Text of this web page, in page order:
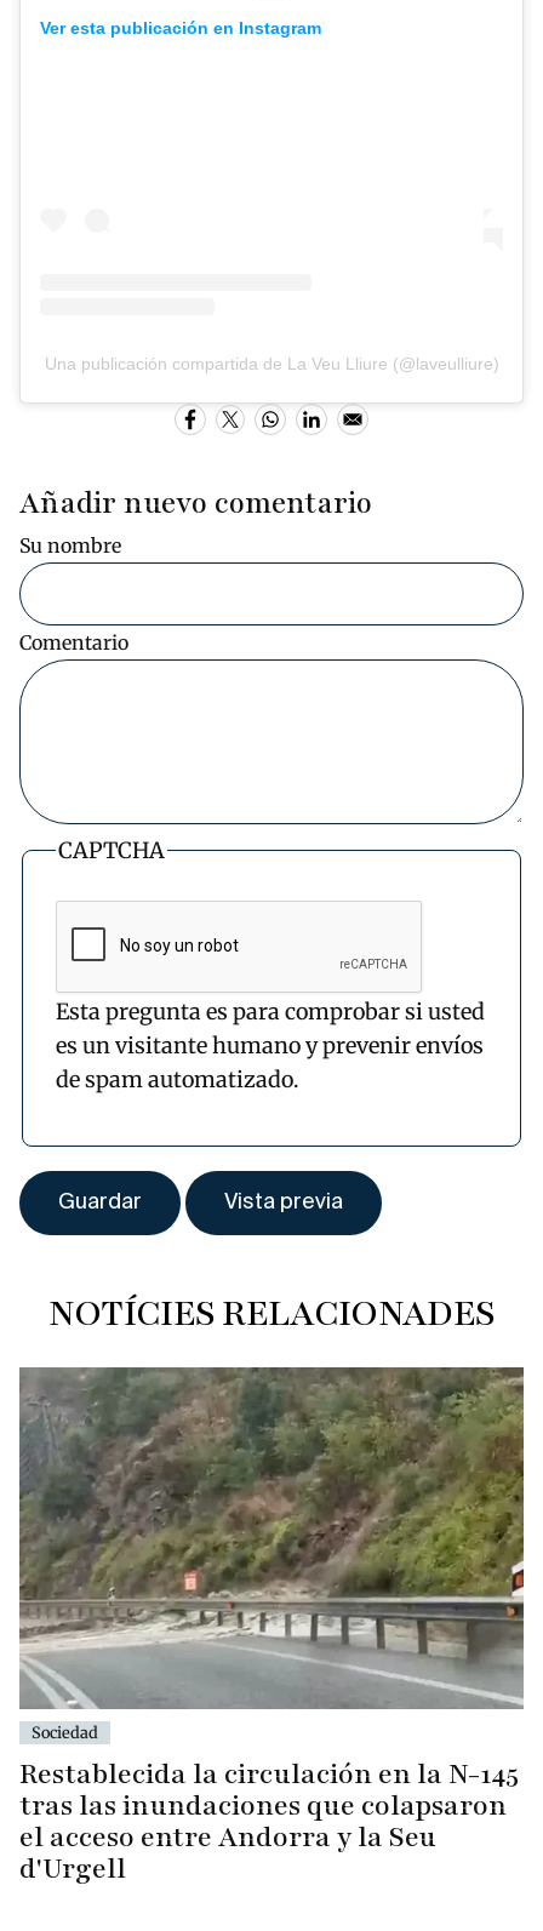
Ver esta publicación en Instagram
Una publicación compartida de La Veu Lliure (@laveulliure)
Añadir nuevo comentario
Su nombre
Comentario
CAPTCHA
Esta pregunta es para comprobar si usted
es un visitante humano y prevenir envíos
de spam automatizado.
NOTÍCIES RELACIONADES
Sociedad
Restablecida la circulación en la N-145
tras las inundaciones que colapsaron
el acceso entre Andorra y la Seu
d'Urgell